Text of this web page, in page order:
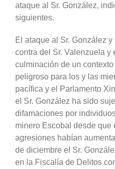
ataque al Sr. González,
siguientes.
El ataque al Sr. González
contra del Sr. Valenzuela y
culminación de un
peligroso para los y las
pacífica y el Parlamento
el Sr. González ha sido
difamaciones por
minero Escobal desde que
agresiones habían
de diciembre el Sr.
en la Fiscalía de Delitos